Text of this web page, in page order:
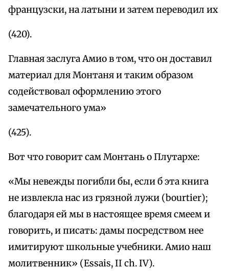
французски, на латыни и затем переводил их
(420).
Главная заслуга Амио в том, что он доставил
материал для Монтаня и таким образом
содействовал оформлению этого
замечательного ума»
(425).
Вот что говорит сам Монтань о Плутархе:
«Мы невежды погибли бы, если б эта книга
не извлекла нас из грязной лужи (bourtier);
благодаря ей мы в настоящее время смеем и
говорить, и писать: дамы посредством нее
имитируют школьные учебники. Амио наш
молитвенник» (Essais, II ch. IV).